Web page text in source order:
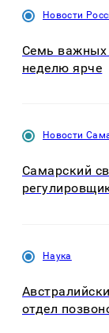
Новости
Семь важных
неделю ярче
Новости
Самарский
Наука
отдел